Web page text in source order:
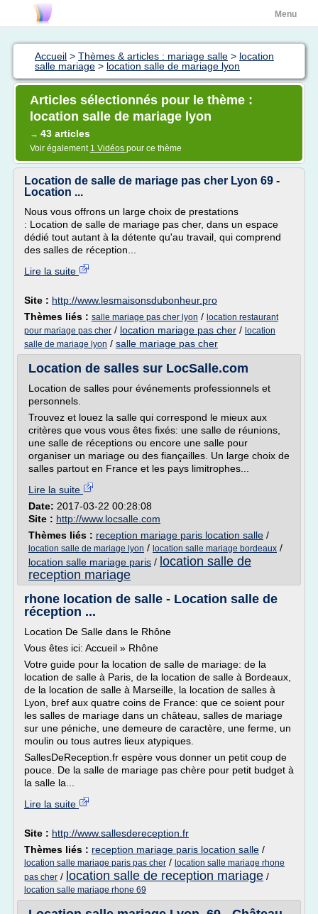
Menu
Accueil > Thèmes & articles : mariage salle > location
salle mariage > location salle de mariage lyon
Articles sélectionnés pour le thème :
location salle de mariage lyon
→ 43 articles
Voir également 1 Vidéos pour ce thème
Location de salle de mariage pas cher Lyon 69 -
Location ...
Nous vous offrons un large choix de prestations
: Location de salle de mariage pas cher, dans un espace
dédié tout autant à la détente qu'au travail, qui comprend
des salles de réception...
Lire la suite
Site : http://www.lesmaisonsdubonheur.pro
Thèmes liés : salle mariage pas cher lyon / location restaurant
pour mariage pas cher / location mariage pas cher / location
salle de mariage lyon / salle mariage pas cher
Location de salles sur LocSalle.com
Location de salles pour événements professionnels et
personnels.
Trouvez et louez la salle qui correspond le mieux aux
critères que vous vous êtes fixés: une salle de réunions,
une salle de réceptions ou encore une salle pour
organiser un mariage ou des fiançailles. Un large choix de
salles partout en France et les pays limitrophes...
Lire la suite
Date: 2017-03-22 00:28:08
Site : http://www.locsalle.com
Thèmes liés : reception mariage paris location salle /
location salle de mariage lyon / location salle mariage bordeaux /
location salle mariage paris / location salle de
reception mariage
rhone location de salle - Location salle de
réception ...
Location De Salle dans le Rhône
Vous êtes ici: Accueil » Rhône
Votre guide pour la location de salle de mariage: de la
location de salle à Paris, de la location de salle à Bordeaux,
de la location de salle à Marseille, la location de salles à
Lyon, bref aux quatre coins de France: que ce soient pour
les salles de mariage dans un château, salles de mariage
sur une péniche, une demeure de caractère, une ferme, un
moulin ou tous autres lieux atypiques.
SallesDeReception.fr espère vous donner un petit coup de
pouce. De la salle de mariage pas chère pour petit budget à
la salle la...
Lire la suite
Site : http://www.sallesdereception.fr
Thèmes liés : reception mariage paris location salle /
location salle mariage paris pas cher / location salle mariage rhone
pas cher / location salle de reception mariage /
location salle mariage rhone 69